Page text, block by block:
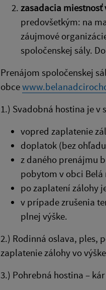
zasadacia
predovšetkým: na
záujmové
spoločenskej sály.
Prenájom spoločenskej
obce
1.) Svadobná hostina je v
vopred zaplatenie
doplatok (bez
z daného prenájmu
pobytom v obci Belá
po zaplatení zálohy
v prípade zrušenia
plnej výške.
2.) Rodinná oslava, ples,
zaplatenie zálohy vo
3.) Pohrebná hostina –